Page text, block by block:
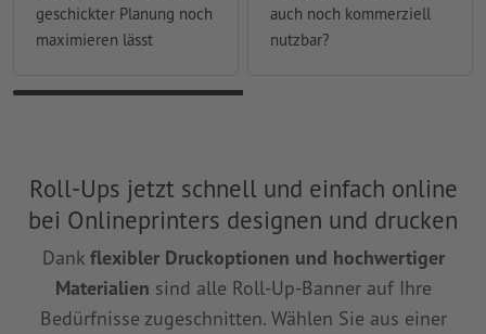
geschickter Planung noch
maximieren lässt
auch noch kommerziell
nutzbar?
Roll-Ups jetzt schnell und einfach online
bei Onlineprinters designen und drucken
Dank flexibler Druckoptionen und hochwertiger
Materialien sind alle Roll-Up-Banner auf Ihre
Bedürfnisse zugeschnitten. Wählen Sie aus einer